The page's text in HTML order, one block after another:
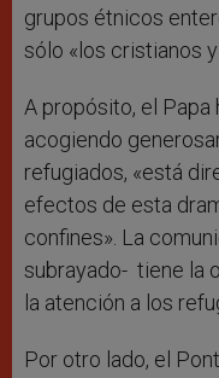
grupos étnicos
sólo «los cristianos
A propósito, el Papa
acogiendo
refugiados, «está
efectos de esta
confines». La
subrayado- tiene la
la atención a los
Por otro lado, el